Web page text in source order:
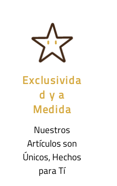
Exclusivida
d y a
Medida
Nuestros
Artículos son
Únicos, Hechos
para Tí